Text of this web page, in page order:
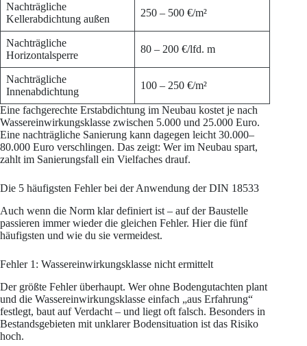
Nachträgliche
Kellerabdichtung außen
250 – 500 €/m²
Nachträgliche
Horizontalsperre
80 – 200 €/lfd. m
Nachträgliche
Innenabdichtung
100 – 250 €/m²
Eine fachgerechte Erstabdichtung im Neubau kostet je nach
Wassereinwirkungsklasse zwischen 5.000 und 25.000 Euro.
Eine nachträgliche Sanierung kann dagegen leicht 30.000–
80.000 Euro verschlingen. Das zeigt: Wer im Neubau spart,
zahlt im Sanierungsfall ein Vielfaches drauf.
Die 5 häufigsten Fehler bei der Anwendung der DIN 18533
Auch wenn die Norm klar definiert ist – auf der Baustelle
passieren immer wieder die gleichen Fehler. Hier die fünf
häufigsten und wie du sie vermeidest.
Fehler 1: Wassereinwirkungsklasse nicht ermittelt
Der größte Fehler überhaupt. Wer ohne Bodengutachten plant
und die Wassereinwirkungsklasse einfach „aus Erfahrung“
festlegt, baut auf Verdacht – und liegt oft falsch. Besonders in
Bestandsgebieten mit unklarer Bodensituation ist das Risiko
hoch.